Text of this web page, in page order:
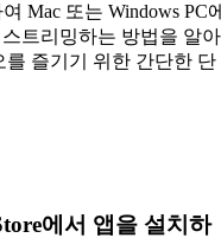
Mac 또는 Windows PC
트리밍하는 방법을 알아
를 즐기기 위한 간단한 단
에서 앱을 설치하